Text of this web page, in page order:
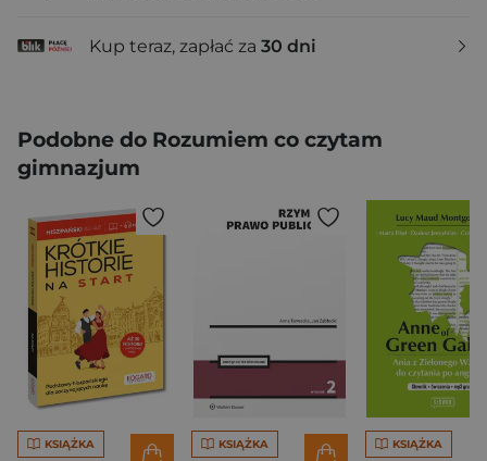
Kup teraz, zapłać za 30 dni
Podobne do Rozumiem co czytam
gimnazjum
KSIĄŻKA KSIĄŻKA KSIĄŻKA